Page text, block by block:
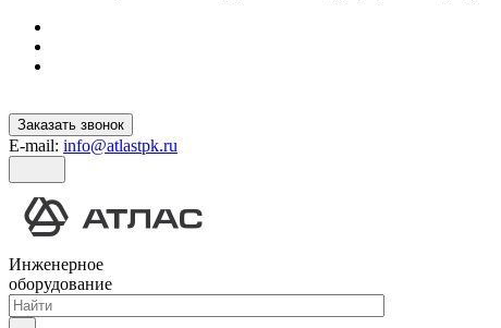
Заказать звонок
E-mail: info@atlastpk.ru
Инженерное
оборудование